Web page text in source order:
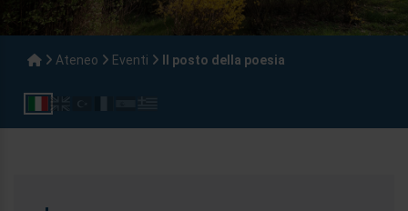
Ateneo Eventi Il posto della poesia